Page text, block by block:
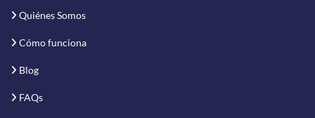
Quiénes Somos
Cómo funciona
Blog
FAQs